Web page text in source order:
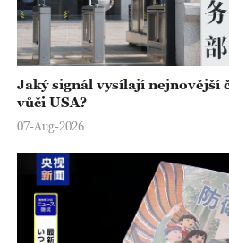
Jaký signál vysílají nejnovější
vůči USA?
07-Aug-2026